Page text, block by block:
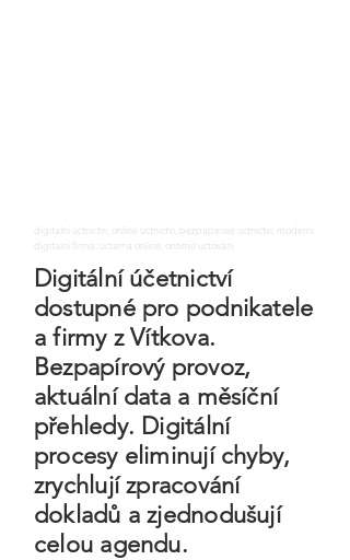
digitalni uctnictvi, online uctnictvi, bezpapirove uctnictvi, moderni
digitalni firma, uctarna online, ontime uctovani
Digitální účetnictví
dostupné pro podnikatele
a firmy z Vítkova.
Bezpapírový provoz,
aktuální data a měsíční
přehledy. Digitální
procesy eliminují chyby,
zrychlují zpracování
dokladů a zjednodušují
celou agendu.